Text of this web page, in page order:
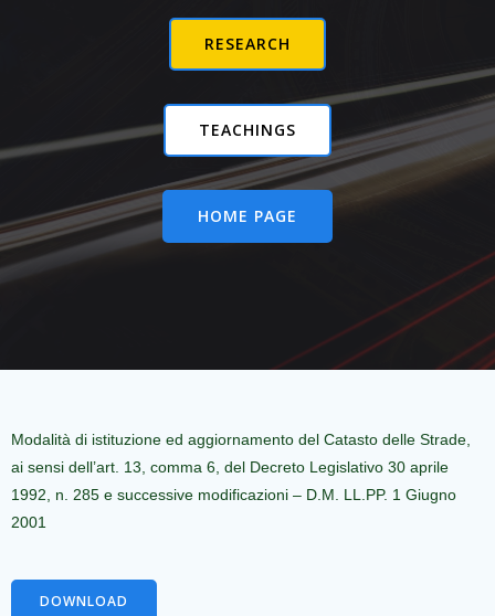
RESEARCH
TEACHINGS
HOME PAGE
Modalità di istituzione ed aggiornamento del Catasto delle Strade,
ai sensi dell’art. 13, comma 6, del Decreto Legislativo 30 aprile
1992, n. 285 e successive modificazioni – D.M. LL.PP. 1 Giugno
2001
DOWNLOAD